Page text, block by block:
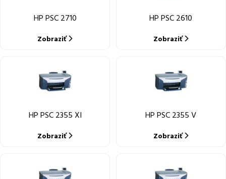
HP PSC 2710
Zobraziť
HP PSC 2610
Zobraziť
HP PSC 2355 XI
Zobraziť
HP PSC 2355 V
Zobraziť